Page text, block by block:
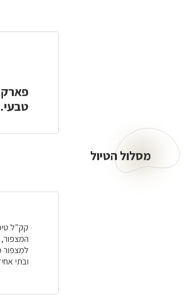
טבעי.
הטיול
מסלול הטיול
קק"ל
למצפור
ובתי